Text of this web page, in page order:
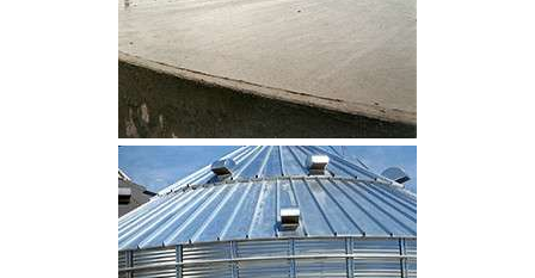
CLIQUEZ POUR AGRANDIR